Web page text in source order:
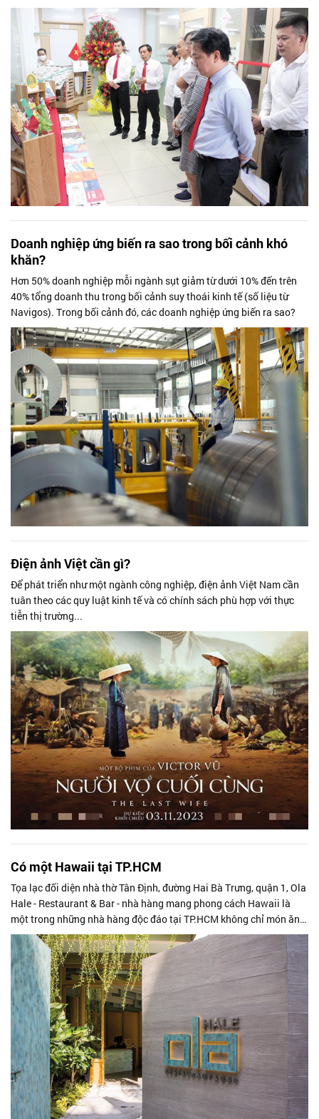
trực tuyến, trang báo điện tử hay các kênh mạng xã hội.
Doanh nghiệp ứng biến ra sao trong bối cảnh khó
khăn?
Hơn 50% doanh nghiệp mỗi ngành sụt giảm từ dưới 10% đến trên
40% tổng doanh thu trong bối cảnh suy thoái kinh tế (số liệu từ
Navigos). Trong bối cảnh đó, các doanh nghiệp ứng biến ra sao?
Điện ảnh Việt cần gì?
Để phát triển như một ngành công nghiệp, điện ảnh Việt Nam cần
tuân theo các quy luật kinh tế và có chính sách phù hợp với thực
tiễn thị trường...
Có một Hawaii tại TP.HCM
Tọa lạc đối diện nhà thờ Tân Định, đường Hai Bà Trưng, quận 1, Ola
Hale - Restaurant & Bar - nhà hàng mang phong cách Hawaii là
một trong những nhà hàng độc đáo tại TP.HCM không chỉ món ăn
mà cả thiết kế, phong cách và không gian.